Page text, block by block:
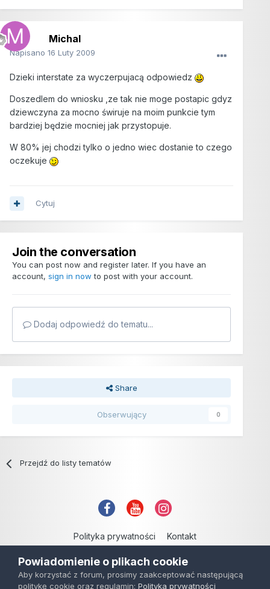
Michal
Napisano 16 Luty 2009
Dzieki interstate za wyczerpujacą odpowiedz
Doszedlem do wniosku ,ze tak nie moge postapic gdyz
dziewczyna za mocno świruje na moim punkcie tym
bardziej będzie mocniej jak przystopuje.
W 80% jej chodzi tylko o jedno wiec dostanie to czego
oczekuje
Cytuj
Join the conversation
You can post now and register later. If you have an
account, sign in now to post with your account.
Dodaj odpowiedź do tematu...
Share
Obserwujący 0
Przejdź do listy tematów
Polityka prywatności Kontakt
Powered by Invision Community
Powiadomienie o plikach cookie
Aby korzystać z forum, prosimy zaakceptować następującą
politykę cookie oraz regulamin: Polityka prywatności